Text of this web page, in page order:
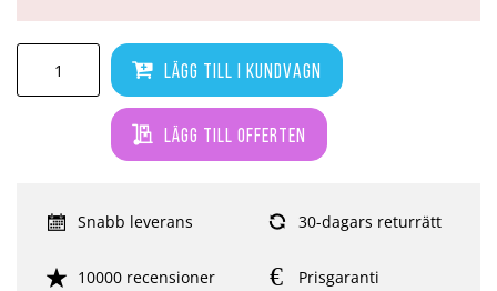
Lägg till i kundvagn
Lägg till offerten
Snabb leverans 30-dagars returrätt
10000 recensioner Prisgaranti